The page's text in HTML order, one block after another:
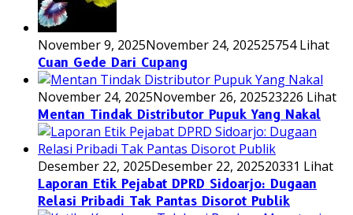
November 9, 2025November 24, 202525754 Lihat
Cuan Gede Dari Cupang
November 24, 2025November 26, 202523226 Lihat
Mentan Tindak Distributor Pupuk Yang Nakal
Desember 22, 2025Desember 22, 202520331 Lihat
Laporan Etik Pejabat DPRD Sidoarjo: Dugaan
Relasi Pribadi Tak Pantas Disorot Publik